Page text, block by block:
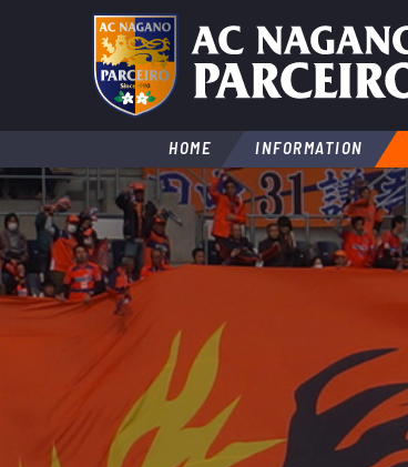
HOME INFORMATION